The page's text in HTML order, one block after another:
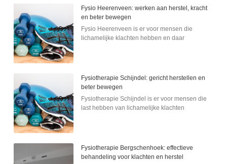
Fysio Heerenveen: werken aan herstel, kracht
en beter bewegen
Fysio Heerenveen is er voor mensen die
lichamelijke klachten hebben en daar
Fysiotherapie Schijndel: gericht herstellen en
beter bewegen
Fysiotherapie Schijndel is er voor mensen die
last hebben van lichamelijke klachten
Fysiotherapie Bergschenhoek: effectieve
behandeling voor klachten en herstel